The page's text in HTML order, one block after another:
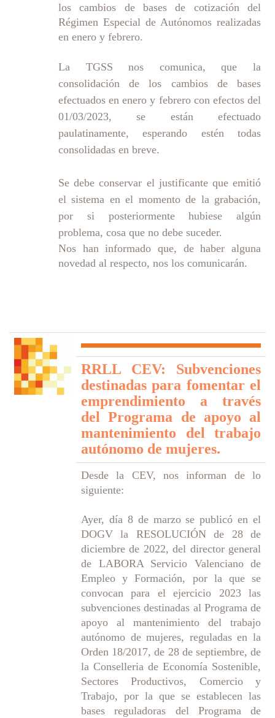
los cambios de bases de cotización del
Régimen Especial de Autónomos realizadas
en enero y febrero.
La TGSS nos comunica, que la
consolidación de los cambios de bases
efectuados en enero y febrero con efectos del
01/03/2023, se están efectuado
paulatinamente, esperando estén todas
consolidadas en breve.
Se debe conservar el justificante que emitió
el sistema en el momento de la grabación,
por si posteriormente hubiese algún
problema, cosa que no debe suceder.
Nos han informado que, de haber alguna
novedad al respecto, nos los comunicarán.
RRLL CEV: Subvenciones
destinadas para fomentar el
emprendimiento a través
del Programa de apoyo al
mantenimiento del trabajo
autónomo de mujeres.
Desde la CEV, nos informan de lo
siguiente:
Ayer, día 8 de marzo se publicó en el
DOGV la RESOLUCIÓN de 28 de
diciembre de 2022, del director general
de LABORA Servicio Valenciano de
Empleo y Formación, por la que se
convocan para el ejercicio 2023 las
subvenciones destinadas al Programa de
apoyo al mantenimiento del trabajo
autónomo de mujeres, reguladas en la
Orden 18/2017, de 28 de septiembre, de
la Conselleria de Economía Sostenible,
Sectores Productivos, Comercio y
Trabajo, por la que se establecen las
bases reguladoras del Programa de